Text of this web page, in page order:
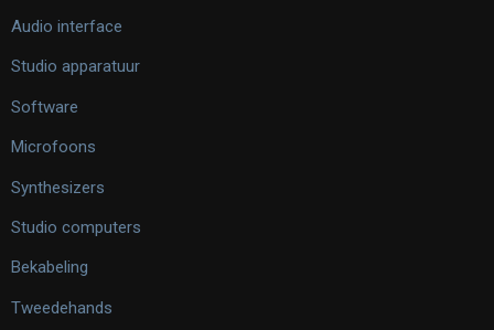
Audio interface
Studio apparatuur
Software
Microfoons
Synthesizers
Studio computers
Bekabeling
Tweedehands